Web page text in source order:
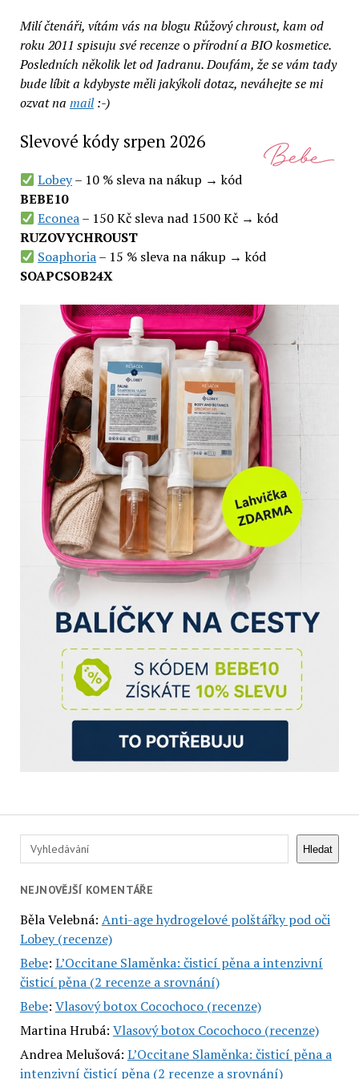
Milí čtenáři, vítám vás na blogu Růžový chroust, kam od
roku 2011 spisuju své recenze opřírodní a BIO kosmetice.
Posledních několik let od Jadranu. Doufám, že se vám tady
bude líbit a kdybyste měli jakýkoli dotaz, neváhejte se mi
ozvat na mail:-)
Slevové kódy srpen 2026
Lobey– 10 % sleva na nákup → kód
BEBE10
Econea– 150 Kč sleva nad 1500 Kč → kód
RUZOVYCHROUST
Soaphoria– 15 % sleva na nákup → kód
SOAPCSOB24X
Hledat Hledat
NEJNOVĚJŠÍ KOMENTÁŘE
Běla Velebná: Anti-age hydrogelové polštářky pod oči
Lobey (recenze)
Bebe: L’Occitane Slaměnka: čisticí pěna a intenzivní
čisticí pěna (2 recenze a srovnání)
Bebe: Vlasový botox Cocochoco (recenze)
Martina Hrubá: Vlasový botox Cocochoco (recenze)
Andrea Melušová: L’Occitane Slaměnka: čisticí pěna a
intenzivní čisticí pěna (2 recenze a srovnání)